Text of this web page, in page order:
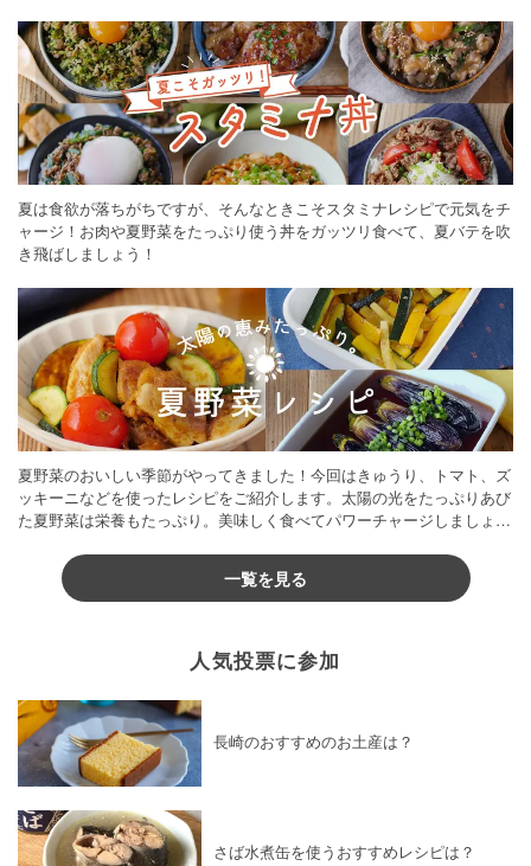
夏は食欲が落ちがちですが、そんなときこそスタミナレシピで元気をチ
ャージ！お肉や夏野菜をたっぷり使う丼をガッツリ食べて、夏バテを吹
き飛ばしましょう！
夏野菜のおいしい季節がやってきました！今回はきゅうり、トマト、ズ
ッキーニなどを使ったレシピをご紹介します。太陽の光をたっぷりあび
た夏野菜は栄養もたっぷり。美味しく食べてパワーチャージしましょう
一覧を見る
人気投票に参加
長崎のおすすめのお土産は？
さば水煮缶を使うおすすめレシピは？